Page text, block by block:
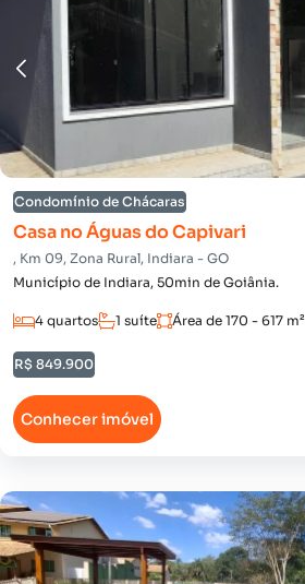
Condomínio de Chácaras
Casa no Águas do Capivari
, Km 09, Zona Rural, Indiara - GO
Município de Indiara, 50min de Goiânia.
4 quartos 1 suíte Área de 170 - 617 m²
R$ 849.900
Conhecer imóvel